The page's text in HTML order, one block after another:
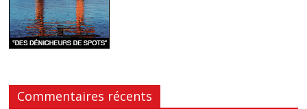
Commentaires récents